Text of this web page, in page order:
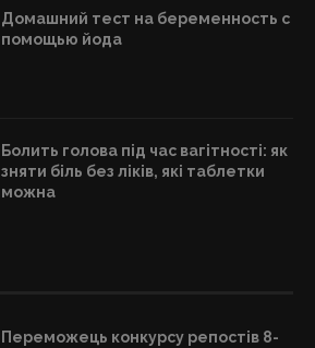
Домашний тест на беременность с
помощью йода
Болить голова під час вагітності: як
зняти біль без ліків, які таблетки
можна
Переможець конкурсу репостів 8-